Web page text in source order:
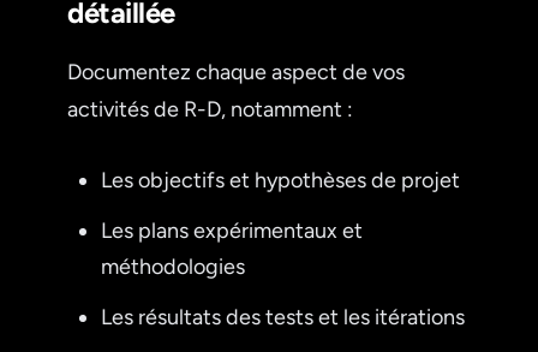
détaillée
Documentez chaque aspect de vos
activités de R-D, notamment :
Les objectifs et hypothèses de projet
Les plans expérimentaux et
méthodologies
Les résultats des tests et les itérations